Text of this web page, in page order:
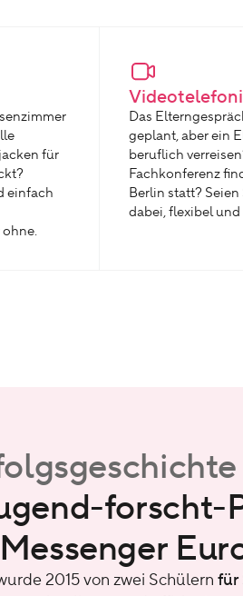
für
einfach
Das
geplant, aber ein
beruflich
Fachkonferenz
Berlin statt? Seien
dabei, flexibel und
forscht-
2015 von zwei Schülern für